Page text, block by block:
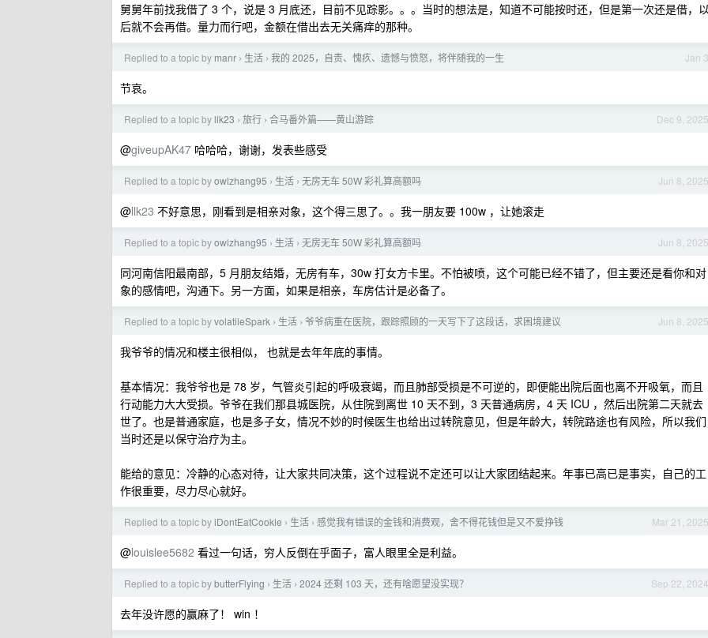
舅舅年前找我借了 3 个，说是 3 月底还，目前不见踪影。。。当时的想法是，知道不可能按时还，但是第一次还是借，以
后就不会再借。量力而行吧，金额在借出去无关痛痒的那种。
Jan 3
Replied to a topic by manr › 生活 › 我的 2025，自责、愧疚、遗憾与愤怒，将伴随我的一生
节哀。
Dec 9, 2025
Replied to a topic by llk23 › 旅行 › 合马番外篇——黄山游踪
@giveupAK47 哈哈哈，谢谢，发表些感受
Jun 8, 2025
Replied to a topic byowlzhang95 › 生活 › 无房无车 50W 彩礼算高额吗
@llk23 不好意思，刚看到是相亲对象，这个得三思了。。我一朋友要 100w ，让她滚走
Jun 8, 2025
Replied to a topic byowlzhang95 › 生活 › 无房无车 50W 彩礼算高额吗
同河南信阳最南部，5 月朋友结婚，无房有车，30w 打女方卡里。不怕被喷，这个可能已经不错了，但主要还是看你和对
象的感情吧，沟通下。另一方面，如果是相亲，车房估计是必备了。
Jun 8, 2025
Replied to a topic byvolatileSpark › 生活 › 爷爷病重在医院，跟踪照顾的一天写下了这段话，求困境建议
我爷爷的情况和楼主很相似， 也就是去年年底的事情。
基本情况：我爷爷也是 78 岁，气管炎引起的呼吸衰竭，而且肺部受损是不可逆的，即便能出院后面也离不开吸氧，而且
行动能力大大受损。爷爷在我们那县城医院，从住院到离世 10 天不到，3 天普通病房，4 天 ICU ，然后出院第二天就去
世了。也是普通家庭，也是多子女，情况不妙的时候医生也给出过转院意见，但是年龄大，转院路途也有风险，所以我们
当时还是以保守治疗为主。
能给的意见：冷静的心态对待，让大家共同决策，这个过程说不定还可以让大家团结起来。年事已高已是事实，自己的工
作很重要，尽力尽心就好。
Mar 21, 2025
Replied to a topic byiDontEatCookie › 生活 › 感觉我有错误的金钱和消费观，舍不得花钱但是又不爱挣钱
@louislee5682 看过一句话，穷人反倒在乎面子，富人眼里全是利益。
Sep 22, 2024
Replied to a topic bybutterFlying › 生活 › 2024 还剩 103 天，还有啥愿望没实现？
去年没许愿的赢麻了！ win ！